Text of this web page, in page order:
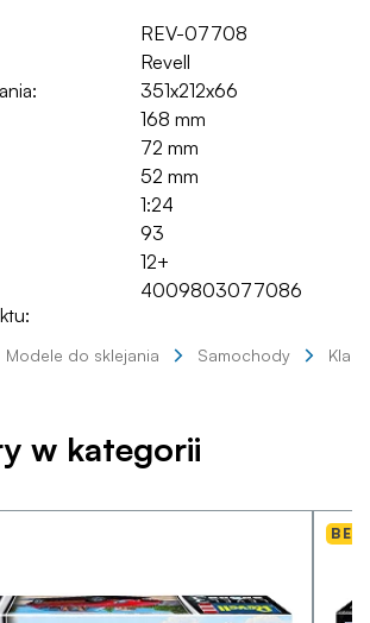
REV-07708
Revell
351x212x66
168 mm
72 mm
52 mm
1:24
93
12+
4009803077086
Modele do sklejania Samochody
w kategorii